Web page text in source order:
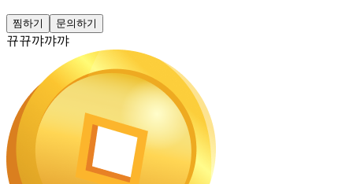
찜하기 문의하기
뀨뀨꺄꺄꺄